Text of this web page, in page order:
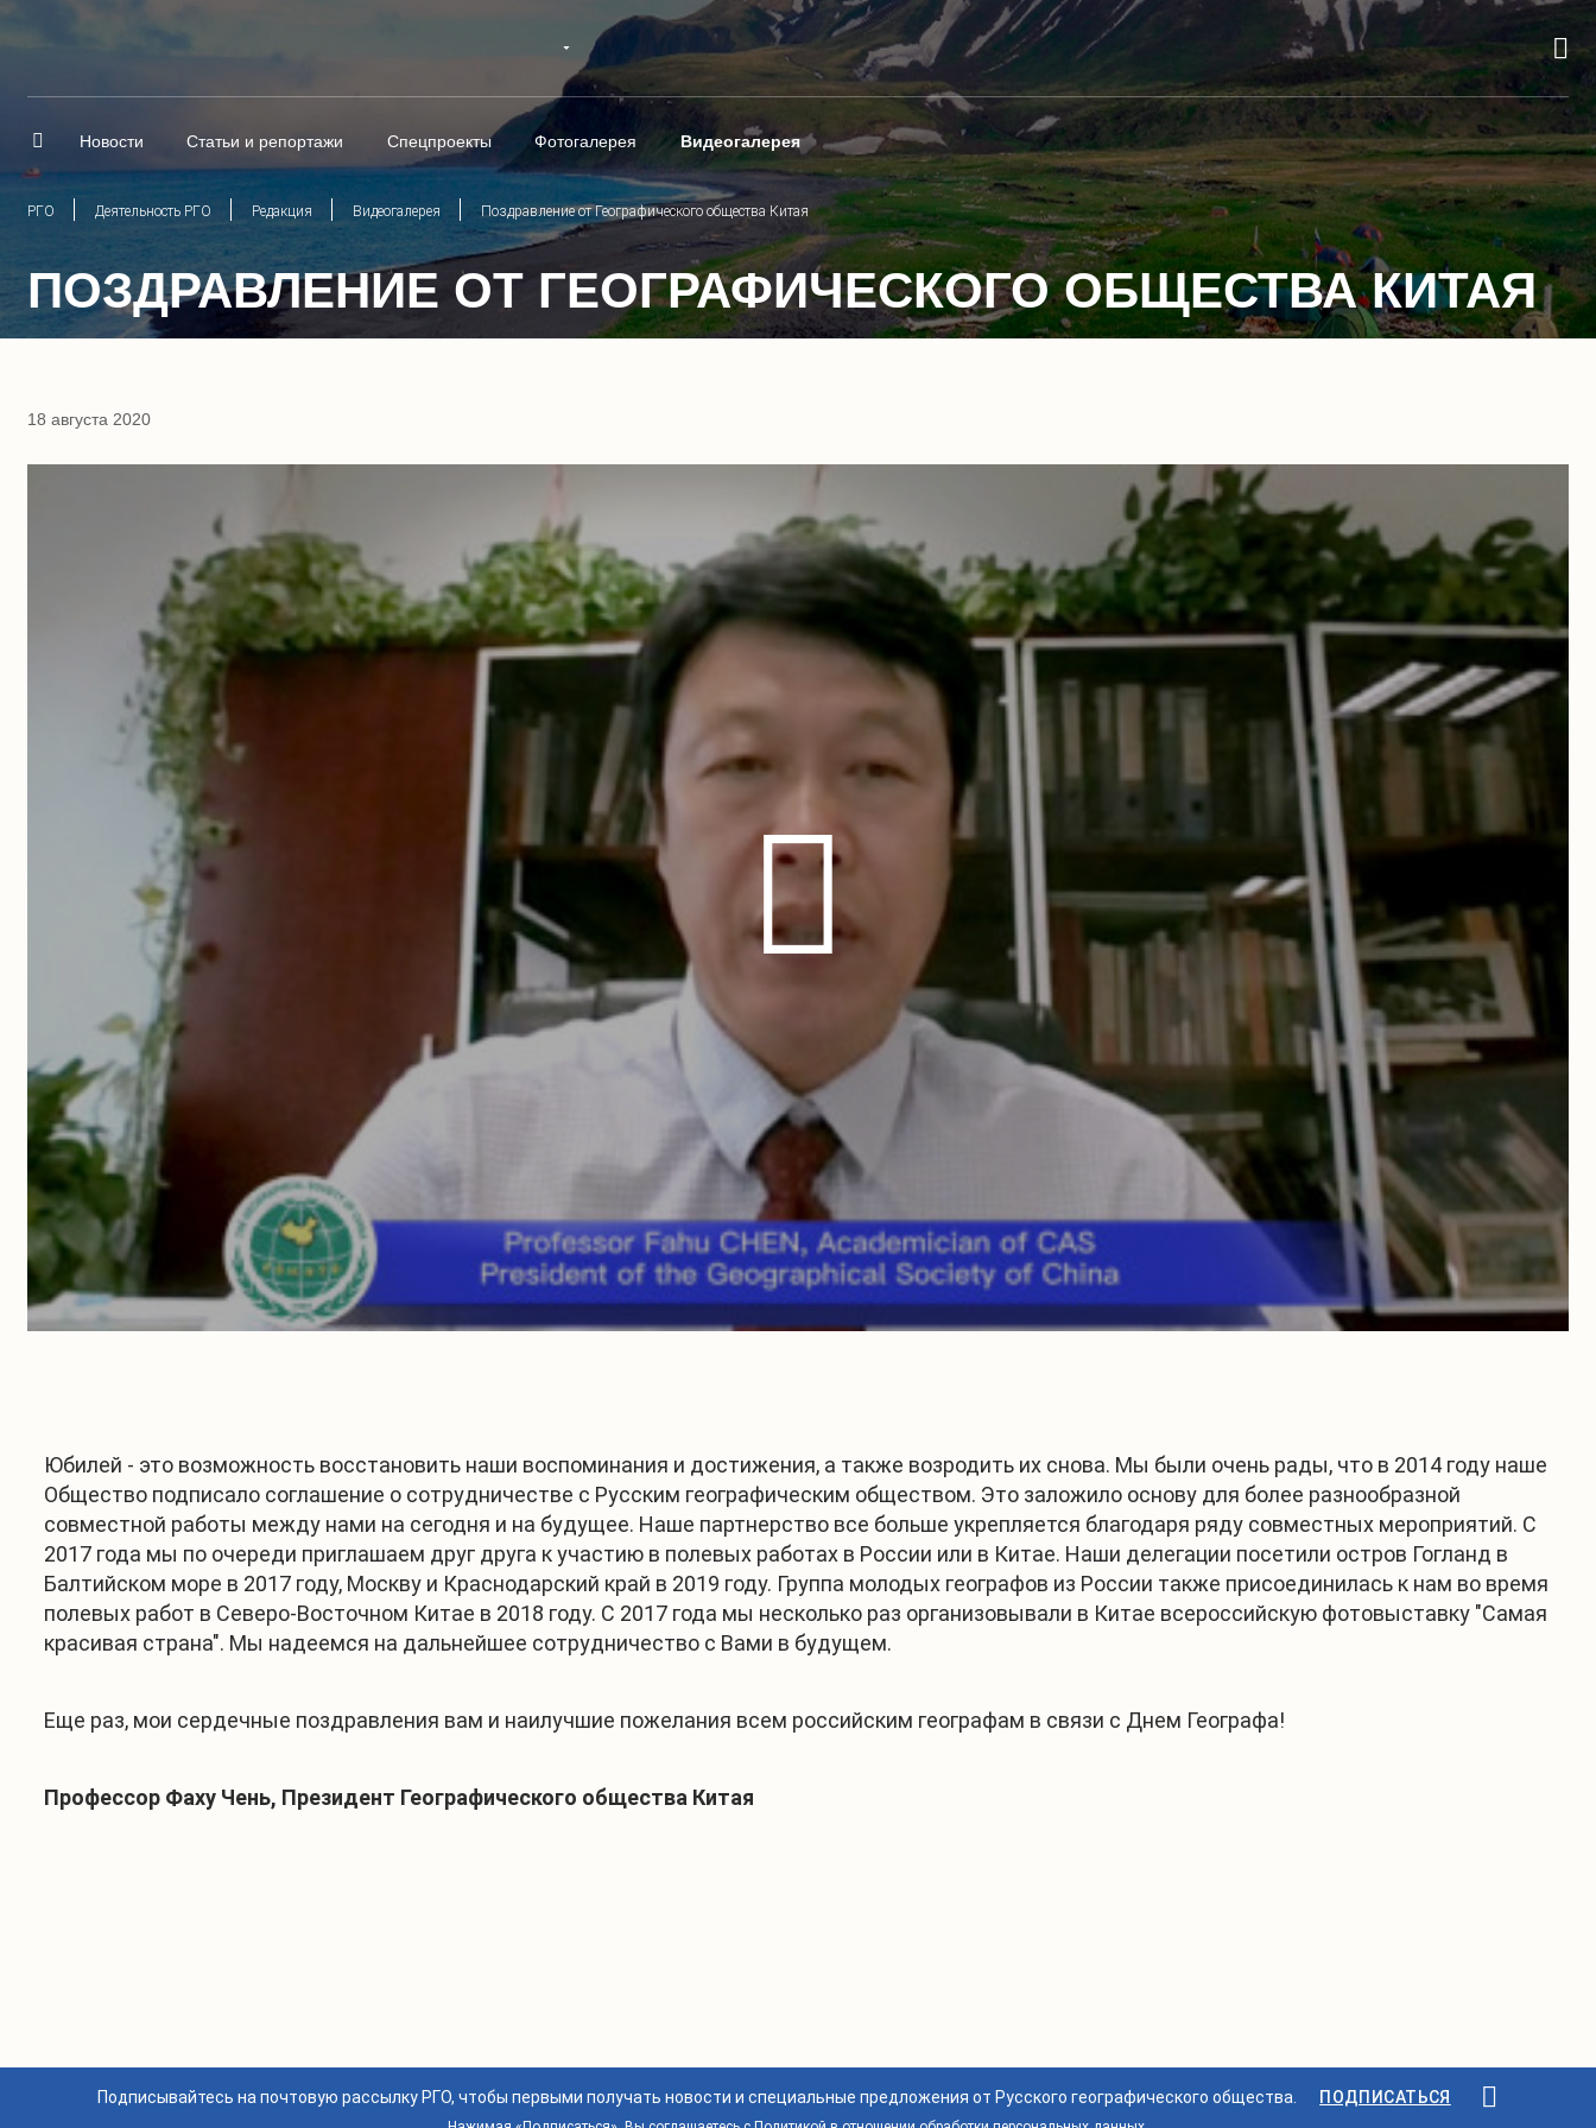
Новости Статьи и репортажи Спецпроекты Фотогалерея Видеогалерея
РГО Деятельность РГО Редакция Видеогалерея Поздравление от Географического общества Китая
ПОЗДРАВЛЕНИЕ ОТ ГЕОГРАФИЧЕСКОГО ОБЩЕСТВА КИТАЯ
18 августа 2020
Юбилей - это возможность восстановить наши воспоминания и достижения, а также возродить их снова. Мы были очень рады, что в 2014 году наше
Общество подписало соглашение о сотрудничестве с Русским географическим обществом. Это заложило основу для более разнообразной
совместной работы между нами на сегодня и на будущее. Наше партнерство все больше укрепляется благодаря ряду совместных мероприятий. С
2017 года мы по очереди приглашаем друг друга к участию в полевых работах в России или в Китае. Наши делегации посетили остров Гогланд в
Балтийском море в 2017 году, Москву и Краснодарский край в 2019 году. Группа молодых географов из России также присоединилась к нам во время
полевых работ в Северо-Восточном Китае в 2018 году. С 2017 года мы несколько раз организовывали в Китае всероссийскую фотовыставку "Самая
красивая страна". Мы надеемся на дальнейшее сотрудничество с Вами в будущем.
Еще раз, мои сердечные поздравления вам и наилучшие пожелания всем российским географам в связи с Днем Географа!
Профессор Фаху Чень, Президент Географического общества Китая
Подписывайтесь на почтовую рассылку РГО, чтобы первыми получать новости и специальные предложения от Русского географического общества. ПОДПИСАТЬСЯ